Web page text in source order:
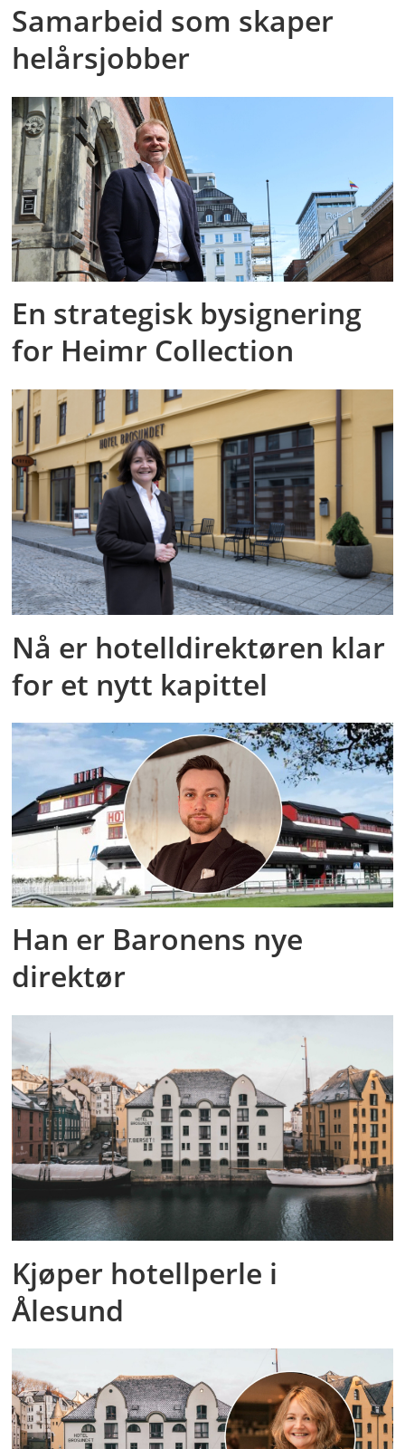
Samarbeid som skaper
helårsjobber
En strategisk bysignering
for Heimr Collection
Nå er hotelldirektøren klar
for et nytt kapittel
Han er Baronens nye
direktør
Kjøper hotellperle i
Ålesund